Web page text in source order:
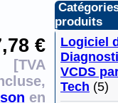
€
[TVA
en
produits
Logiciel
VCDS
Tech (5)